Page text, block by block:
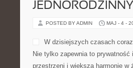
POSTED BY ADMIN MAJ - 4 -
W dzisiejszych czasach
Nie tylko zapewnia to
przestrzeni i większą harmonię